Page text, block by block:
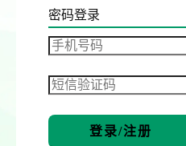
密码登录
登录/注册